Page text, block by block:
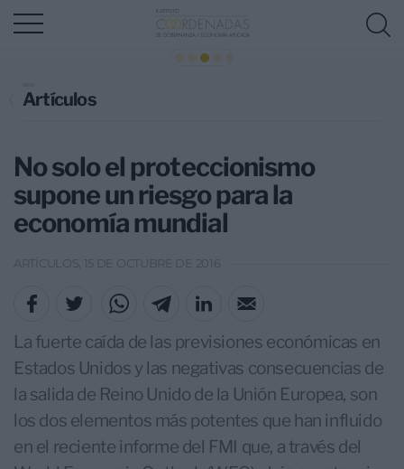
Artículos
No solo el proteccionismo
supone un riesgo para la
economía mundial
ARTÍCULOS, 15 DE OCTUBRE DE 2016
La fuerte caída de las previsiones económicas en
Estados Unidos y las negativas consecuencias de
la salida de Reino Unido de la Unión Europea, son
los dos elementos más potentes que han influido
en el reciente informe del FMI que, a través del